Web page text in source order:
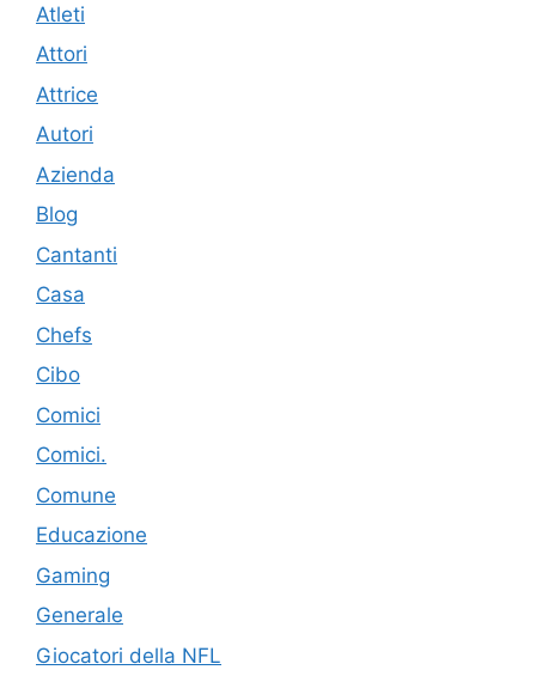
Atleti
Attori
Attrice
Autori
Azienda
Blog
Cantanti
Casa
Chefs
Cibo
Comici
Comici.
Comune
Educazione
Gaming
Generale
Giocatori della NFL